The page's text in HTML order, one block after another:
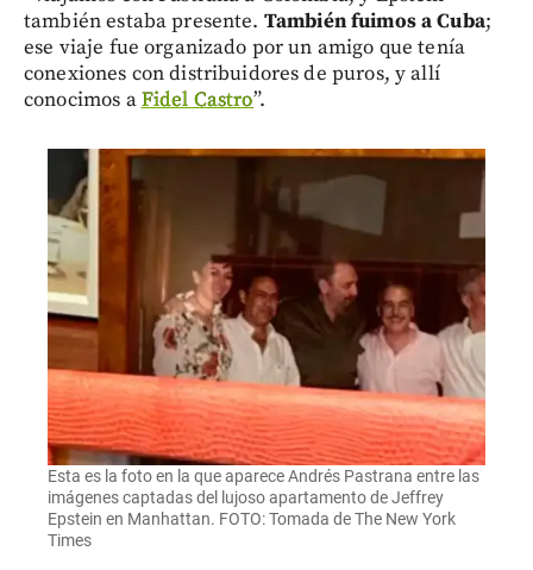
también estaba presente. También fuimos a Cuba;
ese viaje fue organizado por un amigo que tenía
conexiones con distribuidores de puros, y allí
conocimos aFidel Castro”.
Esta es la foto en la que aparece Andrés Pastrana entre las
imágenes captadas del lujoso apartamento de Jeffrey
Epstein en Manhattan. FOTO: Tomada de The New York
Times